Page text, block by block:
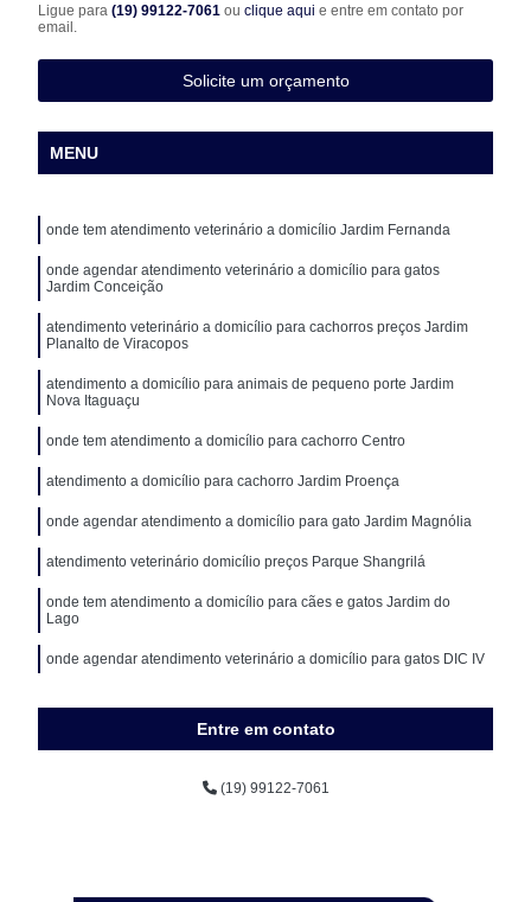
Ligue para(19) 99122-7061ouclique aqui e entre em contato por
email.
Solicite um orçamento
MENU
onde tem atendimento veterinário a domicílio Jardim Fernanda
onde agendar atendimento veterinário a domicílio para gatos
Jardim Conceição
atendimento veterinário a domicílio para cachorros preços Jardim
Planalto de Viracopos
atendimento a domicílio para animais de pequeno porte Jardim
Nova Itaguaçu
onde tem atendimento a domicílio para cachorro Centro
atendimento a domicílio para cachorro Jardim Proença
onde agendar atendimento a domicílio para gato Jardim Magnólia
atendimento veterinário domicílio preços Parque Shangrilá
onde tem atendimento a domicílio para cães e gatos Jardim do
Lago
onde agendar atendimento veterinário a domicílio para gatos DIC IV
Entre em contato
(19) 99122-7061